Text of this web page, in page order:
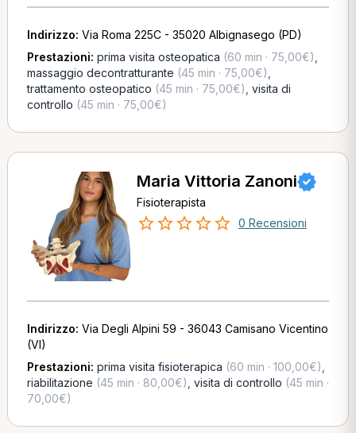
Indirizzo: Via Roma 225C - 35020 Albignasego (PD)
Prestazioni: prima visita osteopatica (60 min · 75,00€)
massaggio decontratturante (45 min · 75,00€)
trattamento osteopatico (45 min · 75,00€) visita di
controllo (45 min · 75,00€)
Maria Vittoria Zanoni
Fisioterapista
0 Recensioni
Indirizzo: Via Degli Alpini 59 - 36043 Camisano Vicentino
(VI)
Prestazioni: prima visita fisioterapica (60 min · 100,00€)
riabilitazione (45 min · 80,00€) visita di controllo (45 min ·
70,00€)